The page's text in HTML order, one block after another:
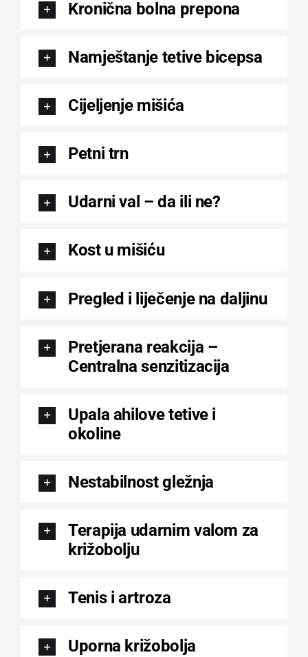
Kronična bolna prepona
Namještanje tetive bicepsa
Cijeljenje mišića
Petni trn
Udarni val – da ili ne?
Kost u mišiću
Pregled i liječenje na daljinu
Pretjerana reakcija –
Centralna senzitizacija
Upala ahilove tetive i
okoline
Nestabilnost gležnja
Terapija udarnim valom za
križobolju
Tenis i artroza
Uporna križobolja